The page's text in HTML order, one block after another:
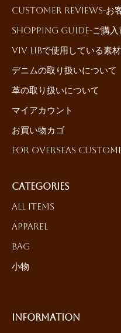
Customer reviews-お客
Shopping Guide-ご購入
ViV LiBで使用している素
デニムの取り扱いについて
革の取り扱いについて
マイアカウント
お買い物カゴ
For Overseas
Categories
All Items
Apparel
Bag
小物
Information